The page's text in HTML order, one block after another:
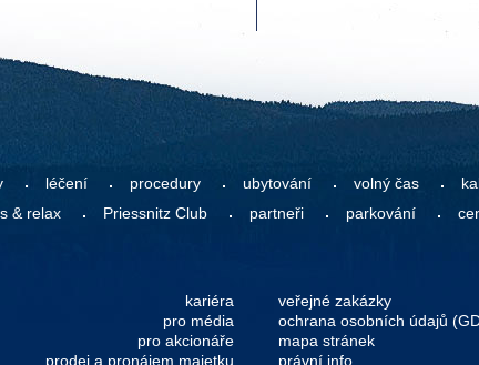
léčení procedury ubytování volný čas
& relax Priessnitz Club partneři parkování
kariéra
pro média
pro akcionáře
prodej a pronájem majetku
veřejné zakázky
ochrana osobních údajů
mapa stránek
právní info